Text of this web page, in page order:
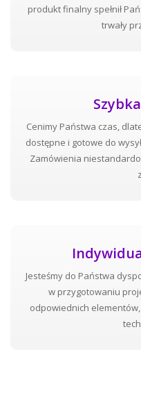
produkt finalny spełnił
trwały
Cenimy Państwa czas,
dostępne i gotowe do
Zamówienia
Jesteśmy do Państwa
w przygotowaniu
odpowiednich